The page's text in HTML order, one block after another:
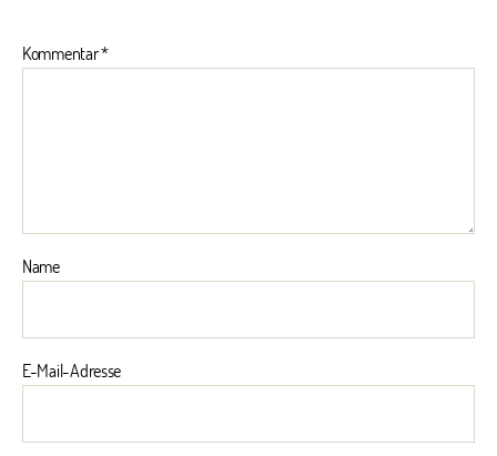
Kommentar*
Name
E-Mail-Adresse